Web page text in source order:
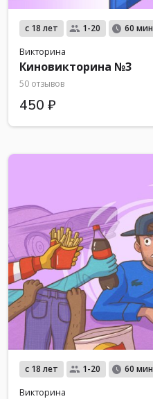
с 18 лет 1-20 60 мин
Викторина
Киновикторина №3
50 отзывов
450 ₽
с 18 лет 1-20 60 мин
Викторина